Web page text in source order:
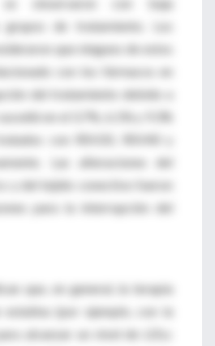
grupos de tratamiento. Los
que ninguno de estos
con los fármacos en
del tratamiento debido a
en el 3.7%, 6.1% y 9.3%
con RSV20, RSV40 y
Las alteraciones del
y del tejido conectivo fueron
para la interrupción del
que, en general, la terapia
estatina (por ejemplo, con la
alcanzar un nivel de LDLc